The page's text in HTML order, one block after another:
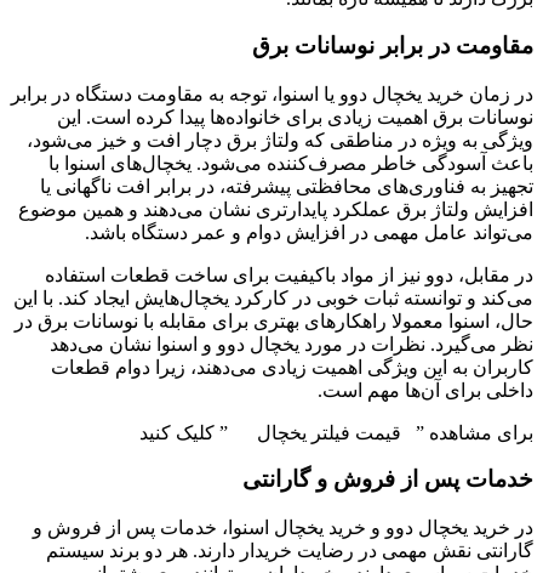
مقاومت در برابر نوسانات برق
در زمان خرید یخچال دوو یا اسنوا، توجه به مقاومت دستگاه در برابر
نوسانات برق اهمیت زیادی برای خانواده‌ها پیدا کرده است. این
ویژگی به ویژه در مناطقی که ولتاژ برق دچار افت و خیز می‌شود،
باعث آسودگی خاطر مصرف‌کننده می‌شود. یخچال‌های اسنوا با
تجهیز به فناوری‌های محافظتی پیشرفته، در برابر افت ناگهانی یا
افزایش ولتاژ برق عملکرد پایدارتری نشان می‌دهند و همین موضوع
می‌تواند عامل مهمی در افزایش دوام و عمر دستگاه باشد.
در مقابل، دوو نیز از مواد باکیفیت برای ساخت قطعات استفاده
می‌کند و توانسته ثبات خوبی در کارکرد یخچال‌هایش ایجاد کند. با این
حال، اسنوا معمولا راهکارهای بهتری برای مقابله با نوسانات برق در
نظر می‌گیرد. نظرات در مورد یخچال دوو و اسنوا نشان می‌دهد
کاربران به این ویژگی اهمیت زیادی می‌دهند، زیرا دوام قطعات
داخلی برای آن‌ها مهم است.
برای مشاهده ” قیمت فیلتر یخچال ” کلیک کنید
خدمات پس از فروش و گارانتی
در خرید یخچال دوو و خرید یخچال اسنوا، خدمات پس از فروش و
گارانتی نقش مهمی در رضایت خریدار دارند. هر دو برند سیستم